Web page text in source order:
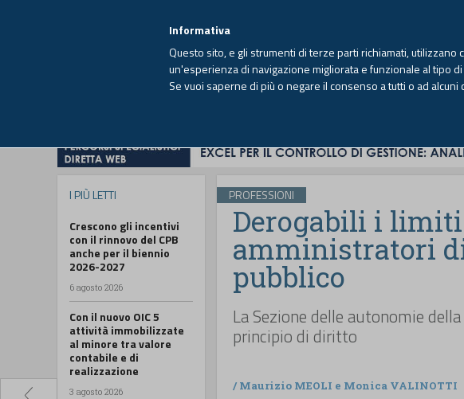
I PIÙ LETTI
Crescono gli incentivi
con il rinnovo del CPB
anche per il biennio
2026-2027
6 agosto 2026
Con il nuovo OIC 5
attività immobilizzate
al minore tra valore
contabile e di
realizzazione
3 agosto 2026
PROFESSIONI
Derogabili i
amministratori
pubblico
La Sezione delle autonomie
principio di diritto
/ Maurizio MEOLI e Monica VALINOTTI
Informativa
Questo sito, e gli strumenti di terze parti richiamati,
un'esperienza di navigazione migliorata e funzionale al tipo
Se vuoi saperne di più o negare il consenso a tutti o ad